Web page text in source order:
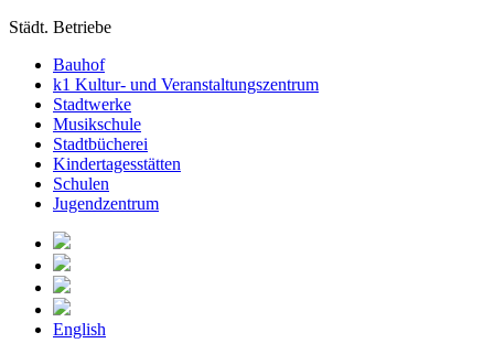
Städt. Betriebe
Bauhof
k1 Kultur- und Veranstaltungszentrum
Stadtwerke
Musikschule
Stadtbücherei
Kindertagesstätten
Schulen
Jugendzentrum
English